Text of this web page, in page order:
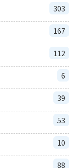
303
167
112
6
39
53
10
88